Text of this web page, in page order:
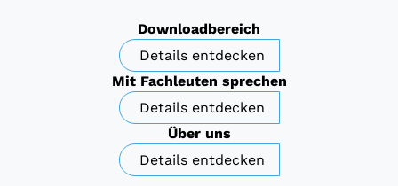
Downloadbereich
Details entdecken
Mit Fachleuten sprechen
Details entdecken
Über uns
Details entdecken